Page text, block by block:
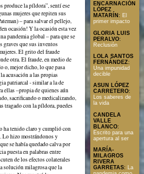
produce la píldora”, sentí ese
mujeres que repiten sus
– para salvar el pellejo,
ocasión! Y la ocasión esta vez
pandemia global – para que se
graves que sus inventos
El grito del fraude
otra. El fraude, en medio de
o, mejor dicho, lo que pasa
acusación a las propias
patriarcal - similar a la de
ellas –propia de quienes aún
sacrificando o medicalizando,
tragado con la píldora, puedes
ha tenido claro y cumplió con
Lo hizo mostrándonos y
se había quedado calva por
puesta en palabras entre
de los efectos colaterales
solución milagrosa que la
ENCARNACIÓN
LÓPEZ
MATARÍN : El
primer impacto
GLORIA LUIS
PERALVO:
Reclusión
LOLA SANTOS
FERNÁNDEZ:
Una impunidad
decible
ASUN LÓPEZ
CARRETERO:
Los saberes de
la vida
CANDELA
VALLE
BLANCO:
Escrito para una
apertura al ser
MARÍA-
MILAGROS
RIVERA
GARRETAS:
La